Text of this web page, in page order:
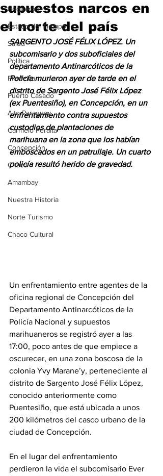
Boquerón
Estado del Tiempo
Salud
Política
Filadelfia
Puerto Casado
Alto Paraguay
Carmelo Peralta
Concepción
Chaco
Amambay
Nuestra Historia
Norte Turismo
Chaco Cultural
supuestos narcos en
el norte del país
SARGENTO JOSÉ FÉLIX LÓPEZ. Un
subcomisario y dos suboficiales del
departamento Antinarcóticos de la
Policía murieron ayer de tarde en el
distrito de Sargento José Félix López
(ex Puentesiño), en Concepción, en un
enfrentamiento contra supuestos
custodios de plantaciones de
marihuana en la zona que los habían
emboscados en un patrullaje. Un cuarto
policía resultó herido de gravedad.
Un enfrentamiento entre agentes de la
oficina regional de Concepción del
Departamento Antinarcóticos de la
Policía Nacional y supuestos
marihuaneros se registró ayer a las
17:00, poco antes de que empiece a
oscurecer, en una zona boscosa de la
colonia Yvy Marane’y, perteneciente al
distrito de Sargento José Félix López,
conocido anteriormente como
Puentesiño, que está ubicada a unos
200 kilómetros del casco urbano de la
ciudad de Concepción.
En el lugar del enfrentamiento
perdieron la vida el subcomisario Ever